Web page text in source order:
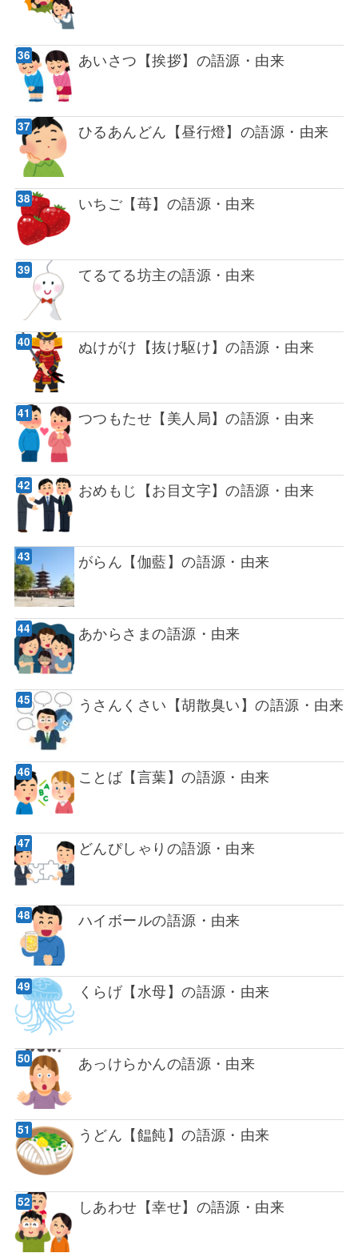
あいさつ【挨拶】の語源・由来
ひるあんどん【昼行燈】の語源・由来
いちご【苺】の語源・由来
てるてる坊主の語源・由来
ぬけがけ【抜け駆け】の語源・由来
つつもたせ【美人局】の語源・由来
おめもじ【お目文字】の語源・由来
がらん【伽藍】の語源・由来
あからさまの語源・由来
うさんくさい【胡散臭い】の語源・由来
ことば【言葉】の語源・由来
どんぴしゃりの語源・由来
ハイボールの語源・由来
くらげ【水母】の語源・由来
あっけらかんの語源・由来
うどん【饂飩】の語源・由来
しあわせ【幸せ】の語源・由来